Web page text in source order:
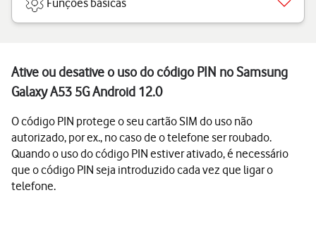
Funções básicas
Ative ou desative o uso do código PIN no Samsung
Galaxy A53 5G Android 12.0
O código PIN protege o seu cartão SIM do uso não
autorizado, por ex., no caso de o telefone ser roubado.
Quando o uso do código PIN estiver ativado, é necessário
que o código PIN seja introduzido cada vez que ligar o
telefone.